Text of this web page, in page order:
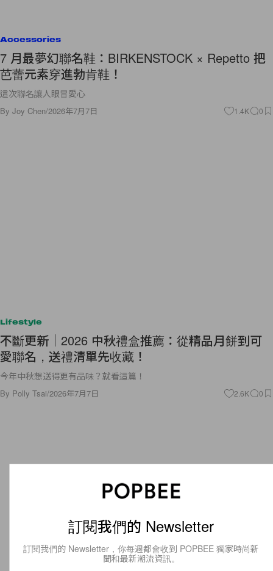
Accessories
7 月最夢幻聯名鞋：BIRKENSTOCK × Repetto 把
芭蕾元素穿進勃肯鞋！
這次聯名讓人眼冒愛心
By Joy Chen/2026年7月7日 1.4K 0
Lifestyle
不斷更新｜2026 中秋禮盒推薦：從精品月餅到可
愛聯名，送禮清單先收藏！
今年中秋想送得更有品味？就看這篇！
By Polly Tsai/2026年7月7日 2.6K 0
訂閱我們的 Newsletter
訂閱我們的 Newsletter，你每週都會收到 POPBEE 獨家時尚新
聞和最新潮流資訊。